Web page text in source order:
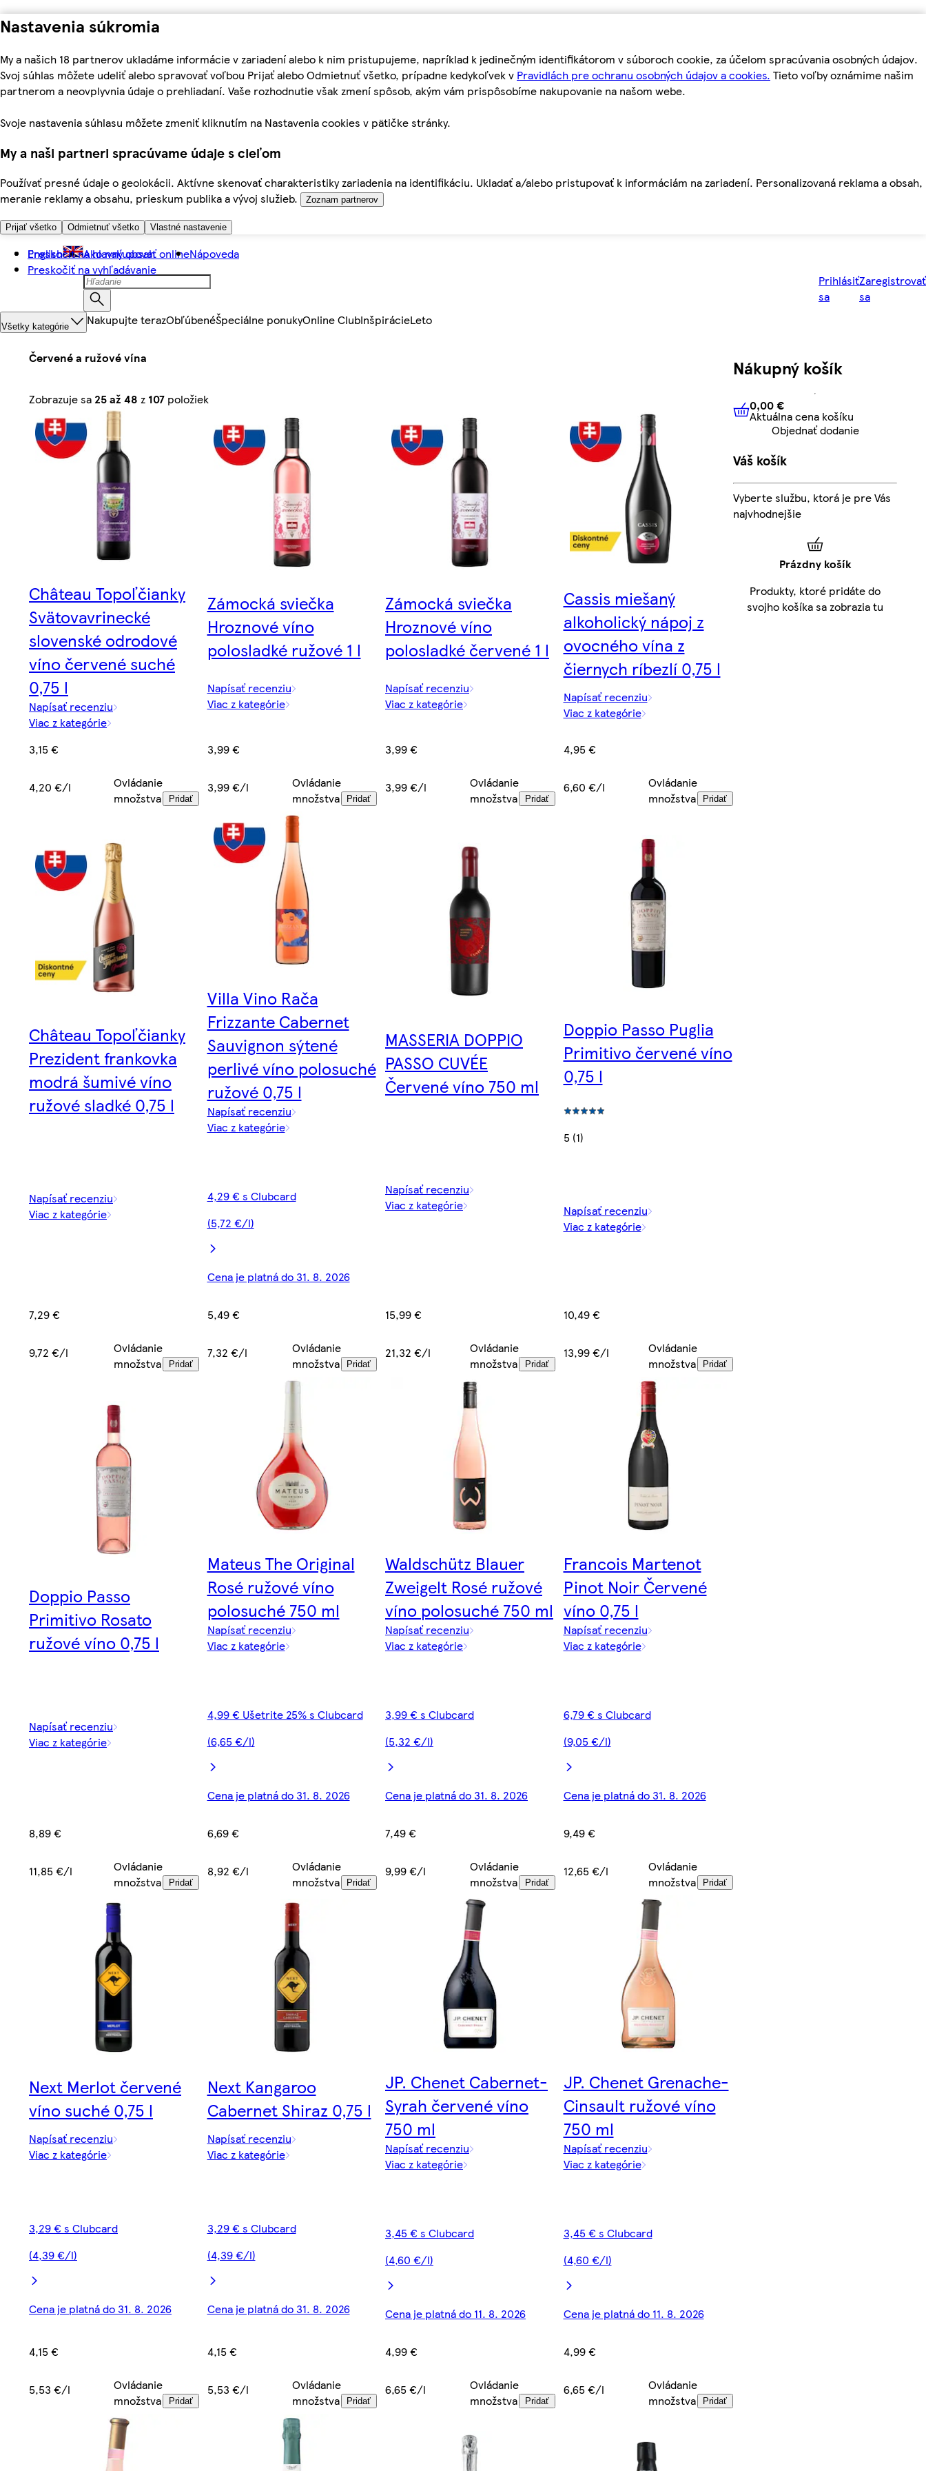
Nastavenia súkromia
My a našich 18 partnerov ukladáme informácie v zariadení alebo k nim pristupujeme, napríklad k jedinečným identifikátorom v súboroch cookie, za účelom spracúvania osobných údajov.
Svoj súhlas môžete udeliť alebo spravovať voľbou Prijať alebo Odmietnuť všetko, prípadne kedykoľvek v Pravidlách pre ochranu osobných údajov a cookies. Tieto voľby oznámime našim
partnerom a neovplyvnia údaje o prehliadaní. Vaše rozhodnutie však zmení spôsob, akým vám prispôsobíme nakupovanie na našom webe.
Svoje nastavenia súhlasu môžete zmeniť kliknutím na Nastavenia cookies v pätičke stránky.
My a naši partneri spracúvame údaje s cieľom
Používať presné údaje o geolokácii. Aktívne skenovať charakteristiky zariadenia na identifikáciu. Ukladať a/alebo pristupovať k informáciám na zariadení. Personalizovaná reklama a obsah,
meranie reklamy a obsahu, prieskum publika a vývoj služieb.
Zoznam partnerov
Prijať všetko Odmietnuť všetko Vlastné nastavenie
Preskočiť na hlavný obsah
Preskočiť na vyhľadávanie
English Ako nakupovať onlineNápoveda
Prihlásiť
sa
Zaregistrovať
sa
Všetky kategórie Nakupujte terazObľúbenéŠpeciálne ponukyOnline ClubInšpirácieLeto
Červené a ružové vína
Zobrazuje sa 25 až 48 z 107 položiekZoradené
relevantnosti
Château Topoľčianky
Svätovavrinecké
slovenské odrodové
víno červené suché
0,75 l
Napísať recenziu
Viac z kategórie
3,15 €
4,20 €/l
Ovládanie
množstva
Pridať
Zámocká sviečka
Hroznové víno
polosladké ružové 1 l
Napísať recenziu
Viac z kategórie
3,99 €
3,99 €/l
Ovládanie
množstva
Pridať
Zámocká sviečka
Hroznové víno
polosladké červené 1 l
Napísať recenziu
Viac z kategórie
3,99 €
3,99 €/l
Ovládanie
množstva
Pridať
Cassis miešaný
alkoholický nápoj z
ovocného vína z
čiernych ríbezlí 0,75 l
Napísať recenziu
Viac z kategórie
4,95 €
6,60 €/l
Ovládanie
množstva
Pridať
Château Topoľčianky
Prezident frankovka
modrá šumivé víno
ružové sladké 0,75 l
Napísať recenziu
Viac z kategórie
7,29 €
9,72 €/l
Ovládanie
množstva
Pridať
Villa Vino Rača
Frizzante Cabernet
Sauvignon sýtené
perlivé víno polosuché
ružové 0,75 l
Napísať recenziu
Viac z kategórie
4,29 € s Clubcard
(5,72 €/l)
Cena je platná do 31. 8. 2026
5,49 €
7,32 €/l
Ovládanie
množstva
Pridať
MASSERIA DOPPIO
PASSO CUVÉE
Červené víno 750 ml
Napísať recenziu
Viac z kategórie
15,99 €
21,32 €/l
Ovládanie
množstva
Pridať
Doppio Passo Puglia
Primitivo červené víno
0,75 l
5 (1)
Napísať recenziu
Viac z kategórie
10,49 €
13,99 €/l
Ovládanie
množstva
Pridať
Doppio Passo
Primitivo Rosato
ružové víno 0,75 l
Napísať recenziu
Viac z kategórie
8,89 €
11,85 €/l
Ovládanie
množstva
Pridať
Mateus The Original
Rosé ružové víno
polosuché 750 ml
Napísať recenziu
Viac z kategórie
4,99 € Ušetrite 25% s Clubcard
(6,65 €/l)
Cena je platná do 31. 8. 2026
6,69 €
8,92 €/l
Ovládanie
množstva
Pridať
Waldschütz Blauer
Zweigelt Rosé ružové
víno polosuché 750 ml
Napísať recenziu
Viac z kategórie
3,99 € s Clubcard
(5,32 €/l)
Cena je platná do 31. 8. 2026
7,49 €
9,99 €/l
Ovládanie
množstva
Pridať
Francois Martenot
Pinot Noir Červené
víno 0,75 l
Napísať recenziu
Viac z kategórie
6,79 € s Clubcard
(9,05 €/l)
Cena je platná do 31. 8. 2026
9,49 €
12,65 €/l
Ovládanie
množstva
Pridať
Next Merlot červené
víno suché 0,75 l
Napísať recenziu
Viac z kategórie
3,29 € s Clubcard
(4,39 €/l)
Cena je platná do 31. 8. 2026
4,15 €
5,53 €/l
Ovládanie
množstva
Pridať
Next Kangaroo
Cabernet Shiraz 0,75 l
Napísať recenziu
Viac z kategórie
3,29 € s Clubcard
(4,39 €/l)
Cena je platná do 31. 8. 2026
4,15 €
5,53 €/l
Ovládanie
množstva
Pridať
JP. Chenet Cabernet-
Syrah červené víno
750 ml
Napísať recenziu
Viac z kategórie
3,45 € s Clubcard
(4,60 €/l)
Cena je platná do 11. 8. 2026
4,99 €
6,65 €/l
Ovládanie
množstva
Pridať
JP. Chenet Grenache-
Cinsault ružové víno
750 ml
Napísať recenziu
Viac z kategórie
3,45 € s Clubcard
(4,60 €/l)
Cena je platná do 11. 8. 2026
4,99 €
6,65 €/l
Ovládanie
množstva
Pridať
Nákupný košík
0,00 € Aktuálna cena košíku
0,00 €
Aktuálna cena košíku
Objednať dodanie
Váš košík
Vyberte službu, ktorá je pre Vás
najvhodnejšie
Prázdny košík
Produkty, ktoré pridáte do
svojho košíka sa zobrazia tu